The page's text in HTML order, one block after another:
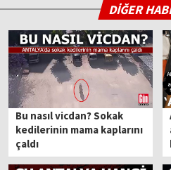
DİĞER
Bu nasıl vicdan? Sokak
kedilerinin mama kaplarını
çaldı